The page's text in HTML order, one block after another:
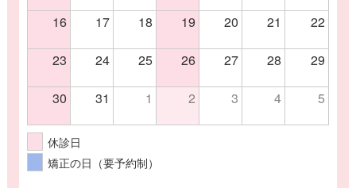
16 17 18 19 20 21 22
23 24 25 26 27 28 29
30 31 1 2 3 4 5
休診日
矯正の日（要予約制）